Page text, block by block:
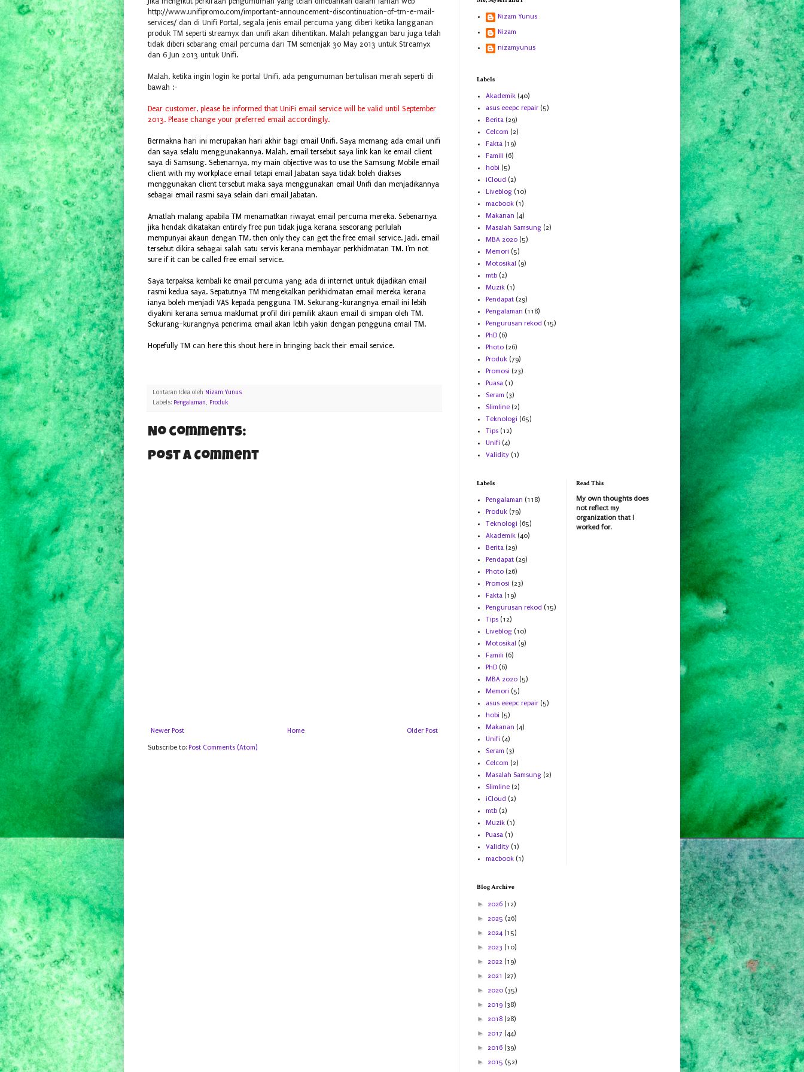
http://www.unifipromo.com/important-announcement-discontinuation-of-tm-e-mail-
services/ dan di Unifi Portal, segala jenis email percuma yang diberi ketika langganan
produk TM seperti streamyx dan unifi akan dihentikan. Malah pelanggan baru juga telah
tidak diberi sebarang email percuma dari TM semenjak 30 May 2013 untuk Streamyx
dan 6 Jun 2013 untuk Unifi.
Malah, ketika ingin login ke portal Unifi, ada pengumuman bertulisan merah seperti di
bawah :-
Dear customer, please be informed that UniFi email service will be valid until September
2013. Please change your preferred email accordingly.
Bermakna hari ini merupakan hari akhir bagi email Unifi. Saya memang ada email unifi
dan saya selalu menggunakannya. Malah, email tersebut saya link kan ke email client
saya di Samsung. Sebenarnya, my main objective was to use the Samsung Mobile email
client with my workplace email tetapi email Jabatan saya tidak boleh diakses
menggunakan client tersebut maka saya menggunakan email Unifi dan menjadikannya
sebagai email rasmi saya selain dari email Jabatan.
Amatlah malang apabila TM menamatkan riwayat email percuma mereka. Sebenarnya
jika hendak dikatakan entirely free pun tidak juga kerana seseorang perlulah
mempunyai akaun dengan TM, then only they can get the free email service. Jadi, email
tersebut dikira sebagai salah satu servis kerana membayar perkhidmatan TM. I'm not
sure if it can be called free email service.
Saya terpaksa kembali ke email percuma yang ada di internet untuk dijadikan email
rasmi kedua saya. Sepatutnya TM mengekalkan perkhidmatan email mereka kerana
ianya boleh menjadi VAS kepada pengguna TM. Sekurang-kurangnya email ini lebih
diyakini kerana semua maklumat profil diri pemilik akaun email di simpan oleh TM.
Sekurang-kurangnya penerima email akan lebih yakin dengan pengguna email TM.
Hopefully TM can here this shout here in bringing back their email service.
Lontaran Idea oleh Nizam Yunus
Labels: Pengalaman, Produk
No comments:
Post a Comment
Newer Post Older Post
Home
Subscribe to: Post Comments (Atom)
Nizam Yunus
Nizam
nizamyunus
Labels
Akademik (40)
asus eeepc repair (5)
Berita (29)
Celcom (2)
Fakta (19)
Famili (6)
hobi (5)
iCloud (2)
Liveblog (10)
macbook (1)
Makanan (4)
Masalah Samsung (2)
MBA 2020 (5)
Memori (5)
Motosikal (9)
mtb (2)
Muzik (1)
Pendapat (29)
Pengalaman (118)
Pengurusan rekod (15)
PhD (6)
Photo (26)
Produk (79)
Promosi (23)
Puasa (1)
Seram (3)
Slimline (2)
Teknologi (65)
Tips (12)
Unifi (4)
Validity (1)
Labels
Pengalaman (118)
Produk (79)
Teknologi (65)
Akademik (40)
Berita (29)
Pendapat (29)
Photo (26)
Promosi (23)
Fakta (19)
Pengurusan rekod (15)
Tips (12)
Liveblog (10)
Motosikal (9)
Famili (6)
PhD (6)
MBA 2020 (5)
Memori (5)
asus eeepc repair (5)
hobi (5)
Makanan (4)
Unifi (4)
Seram (3)
Celcom (2)
Masalah Samsung (2)
Slimline (2)
iCloud (2)
mtb (2)
Muzik (1)
Puasa (1)
Validity (1)
macbook (1)
Read This
My own thoughts does
not reflect my
organization that I
worked for.
Blog Archive
►
2026 (12)
► 2025 (26)
► 2024 (15)
► 2023 (10)
► 2022 (19)
► 2021 (27)
► 2020 (35)
► 2019 (38)
► 2018 (28)
► 2017 (44)
► 2016 (39)
► 2015 (52)